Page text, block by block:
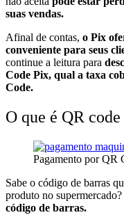
suas vendas.
Afinal de contas, o Pix
conveniente para seus
continue a leitura para
Code Pix, qual a taxa
Code.
O que é QR
Pagamento por QR
Sabe o código de barras
produto no
código de barras.